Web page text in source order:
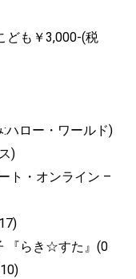
ども￥3,000-(税
:ハロー・ワールド)
)
ト・オンライン –
『らき☆すた』(0